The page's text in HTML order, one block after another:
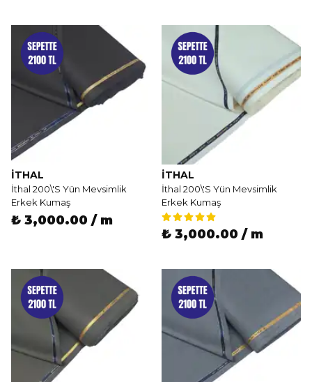
İTHAL
İthal 200\'S Yün Mevsimlik
Erkek Kumaş
₺ 3,000.00 / m
İTHAL
İthal 200\'S Yün Mevsimlik
Erkek Kumaş
₺ 3,000.00 / m